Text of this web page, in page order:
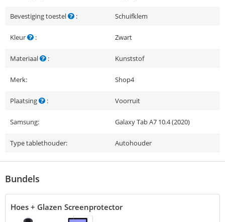
Bevestiging toestel : Schuifklem
Kleur : Zwart
Materiaal : Kunststof
Merk: Shop4
Plaatsing : Voorruit
Samsung: Galaxy Tab A7 10.4 (2020)
Type tablethouder: Autohouder
Bundels
Hoes + Glazen Screenprotector